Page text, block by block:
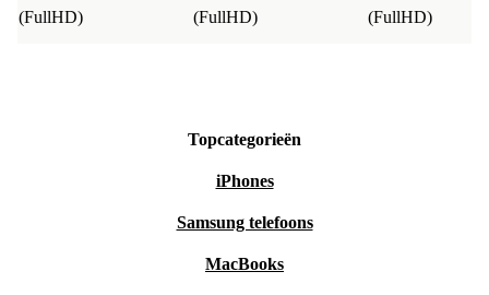
(FullHD)
(FullHD)
(FullHD)
Topcategorieën
iPhones
Samsung telefoons
MacBooks